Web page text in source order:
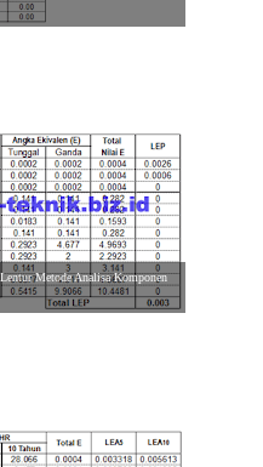
Metode Analisa Komponen